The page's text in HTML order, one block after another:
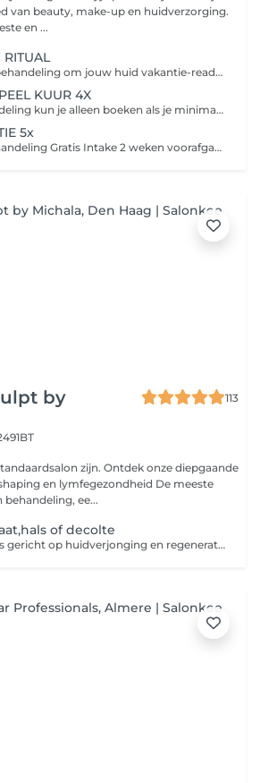
van beauty, make-up en huidverzorging.
en ...
Dé ultieme zomerbehandeling om jouw huid vakantie-ready te maken Perfect om vóór je vakantie in te zetten zodat jouw huid een echte summer pre-boost krijgt en jij tijdens je vakantie straalt met een gezonde, frisse en golden glow Tijdens deze luxe huidverbeterende behandeling nemen wij jou mee in een ultiem ontspanningsmoment voor body & mind. Door middel van aromatische geuren, speciale drukpunten en luxe huidverbetering brengen wij jouw huid volledig in balans. Deze treatment bevat de NIEUWE Orange Peeling van Cenzaa voor een frisse, gladde en stralende huid. Tijdens de massage werken we met ons nieuwe Glow Elixir voor die prachtige golden summer glow Het zuurstofmasker stimuleert de doorbloeding waarna we met een luxe Guasha bindweefselmassage werken aan lifting, versteviging en glow boosting resultaten. Wenkbrauwen waxen Ontspannend welkomstritueel Aroma geurreis & moodcard Reinigingsritueel NEW Orange Peeling Spicy Skin Shock Boost Glow Elixir bindweefselmassage Lift & Glow masker & massage Bubble up the glow GRATIS Luxe Skin Boost Box t.w.v. €69,95 cadeau Nu van €169,95 voor slechts €149,95
KUUR 4X
Let op: deze behandeling kun je alleen boeken als je minimaal 2 weken voorafgaand aan deze behandeling een intake hebt afgenomen. Silk+ Reiniging Spicy Skin Shock Zuurstof masker Bindweefsel/cupping massage Skin peeling aangepast aan de huid Huidverzorging aangepast aan jouw huidwens
5x
5x Dermapen4 behandeling Gratis Intake 2 weken voorafgaand aan de kuur Nazorg producten na elke behandeling Huidverzorgingsadvies op maat 5x DERMAPEN4 behandeling van €799,00 Nu voor €699,00! Let op: het is belangrijk dat je een huidroutine volgt met onze producten voordat je deze deze behandeling kan boeken.
by
113
zijn. Ontdek onze diepgaande
en lymfegezondheid De meeste
behandeling, ee...
of decolte
Deze behandeling is gericht op huidverjonging en regeneratie. Door de afwisseling van intensieve warmte- en koudefasen worden de diepere huidlagen gestimuleerd tot natuurlijke vernieuwing. Dit bevordert de aanmaak van collageen, verbetert de elasticiteit en helpt fijne lijntjes zichtbaar te verminderen. Na de behandeling voelt de huid steviger aan, is zichtbaar frisser en straalt een jeugdiger uitstraling uit. De behandeling is ook zeer geschikt voor vermoeide of verslapte huid die behoefte heeft aan versteviging en revitalisatie.